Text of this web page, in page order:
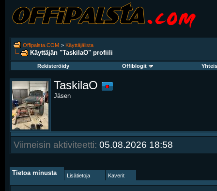
Offipalsta.COM > Käyttäjälista
Käyttäjän "TaskilaO" profiili
Rekisteröidy Offiblogit
TaskilaO
Jäsen
Viimeisin aktiviteetti: 05.08.2026 18:58
Tietoa minusta Lisätietoja Kaverit